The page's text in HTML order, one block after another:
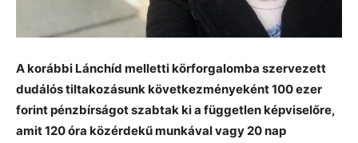
A korábbi Lánchíd melletti körforgalomba szervezett
dudálós tiltakozásunk következményeként 100 ezer
forint pénzbírságot szabtak ki a független képviselőre,
amit 120 óra közérdekű munkával vagy 20 nap